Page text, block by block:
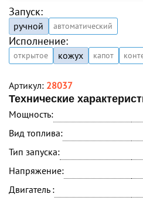
Запуск:
ручной автоматический
Исполнение:
открытое кожух капот
Артикул: 28037
Технические
Мощность:
Вид топлива:
Тип запуска:
Напряжение:
Двигатель :